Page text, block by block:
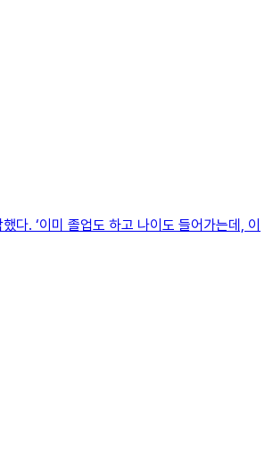
다. ‘이미 졸업도 하고 나이도 들어가는데, 이